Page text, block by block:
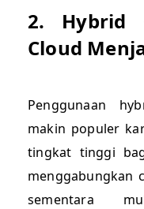
2. Hybrid
Cloud
Penggunaan
makin populer
tingkat tinggi
menggabungkan
sementara